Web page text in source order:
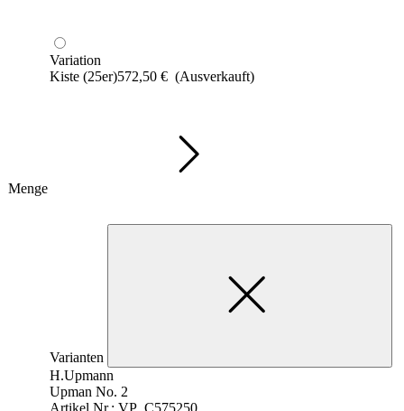
Menge
Variation
Kiste (25er)572,50 € (Ausverkauft)
Varianten
H.Upmann
Upman No. 2
Artikel Nr.: VP_C575250